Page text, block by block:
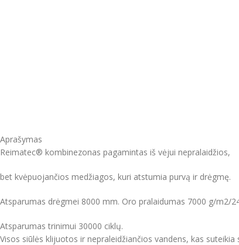
Aprašymas
Reimatec® kombinezonas pagamintas iš vėjui nepralaidžios,
bet kvėpuojančios medžiagos, kuri atstumia purvą ir drėgmę.
Atsparumas drėgmei 8000 mm. Oro pralaidumas 7000 g/m2/
Atsparumas trinimui 30000 ciklų.
Visos siūlės klijuotos ir nepraleidžiančios vandens, kas